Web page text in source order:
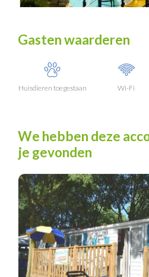
Gasten waarderen
Huisdieren toegestaan Wi-Fi
We hebben deze
je gevonden